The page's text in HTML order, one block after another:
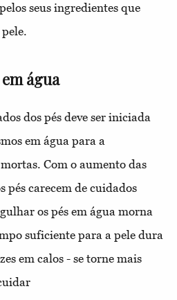
seus ingredientes que
água
dos pés deve ser iniciada
em água para a
Com o aumento das
pés carecem de cuidados
os pés em água morna
suficiente para a pele dura
em calos - se torne mais